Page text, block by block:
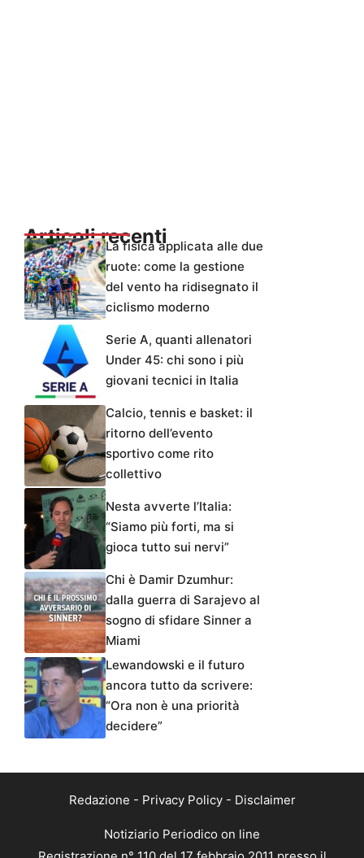
Articoli recentiLa fisica applicata alle due
ruote: come la gestione
del vento ha ridisegnato il
ciclismo moderno
Serie A, quanti allenatori
Under 45: chi sono i più
giovani tecnici in Italia
Calcio, tennis e basket: il
ritorno dell’evento
sportivo come rito
collettivo
Nesta avverte l’Italia:
“Siamo più forti, ma si
gioca tutto sui nervi”
Chi è Damir Dzumhur:
dalla guerra di Sarajevo al
sogno di sfidare Sinner a
Miami
Lewandowski e il futuro
ancora tutto da scrivere:
“Ora non è una priorità
decidere”
Redazione - Privacy Policy- Disclaimer
Notiziario Periodico on line